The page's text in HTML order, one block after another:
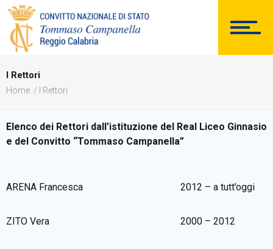
PERSONALE
Comunicazioni Esterne
BACHECA SINDACALE
Cerca
I Rettori
Home I Rettori
Elenco dei Rettori dall’istituzione del Real Liceo Ginnasio
e del Convitto “Tommaso Campanella”
ARENA Francesca 2012 – a tutt’oggi
ZITO Vera 2000 – 2012